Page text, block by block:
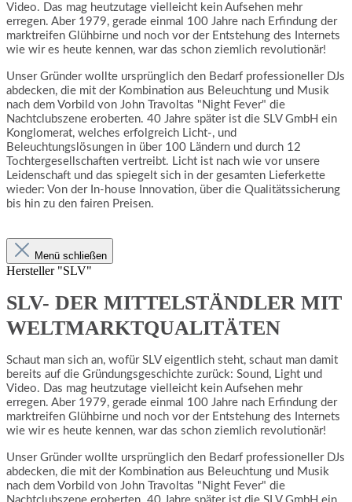
Video. Das mag heutzutage vielleicht kein Aufsehen mehr
erregen. Aber 1979, gerade einmal 100 Jahre nach Erfindung der
marktreifen Glühbirne und noch vor der Entstehung des Internets
wie wir es heute kennen, war das schon ziemlich revolutionär!
Unser Gründer wollte ursprünglich den Bedarf professioneller DJs
abdecken, die mit der Kombination aus Beleuchtung und Musik
nach dem Vorbild von John Travoltas "Night Fever" die
Nachtclubszene eroberten. 40 Jahre später ist die SLV GmbH ein
Konglomerat, welches erfolgreich Licht-, und
Beleuchtungslösungen in über 100 Ländern und durch 12
Tochtergesellschaften vertreibt. Licht ist nach wie vor unsere
Leidenschaft und das spiegelt sich in der gesamten Lieferkette
wieder: Von der In-house Innovation, über die Qualitätssicherung
bis hin zu den fairen Preisen.
Menü schließen
Hersteller "SLV"
SLV- DER MITTELSTÄNDLER MIT
WELTMARKTQUALITÄTEN
Schaut man sich an, wofür SLV eigentlich steht, schaut man damit
bereits auf die Gründungsgeschichte zurück: Sound, Light und
Video. Das mag heutzutage vielleicht kein Aufsehen mehr
erregen. Aber 1979, gerade einmal 100 Jahre nach Erfindung der
marktreifen Glühbirne und noch vor der Entstehung des Internets
wie wir es heute kennen, war das schon ziemlich revolutionär!
Unser Gründer wollte ursprünglich den Bedarf professioneller DJs
abdecken, die mit der Kombination aus Beleuchtung und Musik
nach dem Vorbild von John Travoltas "Night Fever" die